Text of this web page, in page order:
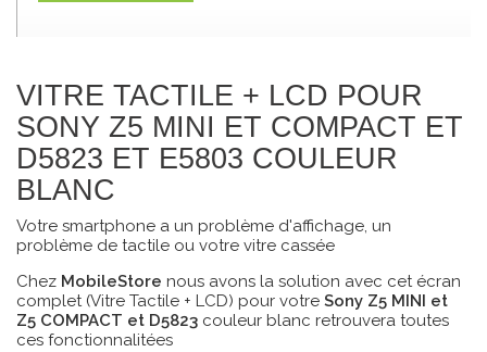
VITRE TACTILE + LCD POUR
SONY Z5 MINI ET COMPACT ET
D5823 ET E5803 COULEUR
BLANC
Votre smartphone a un problème d'affichage, un
problème de tactile ou votre vitre cassée
Chez MobileStore nous avons la solution avec cet écran
complet (Vitre Tactile + LCD) pour votre Sony Z5 MINI et
Z5 COMPACT et D5823 couleur blanc retrouvera toutes
ces fonctionnalitées